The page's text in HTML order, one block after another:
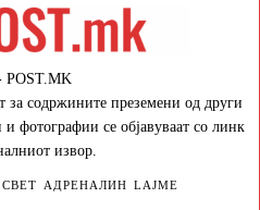
POST.MK
содржините преземени од други
фотографии се објавуваат со линк
извор.
СВЕТ АДРЕНАЛИН LAJME